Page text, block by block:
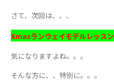
さて、次回は、、、
Xmasランウェイモデルレッスン
気になりますよね。。。
そんな方に、、特別に。。。